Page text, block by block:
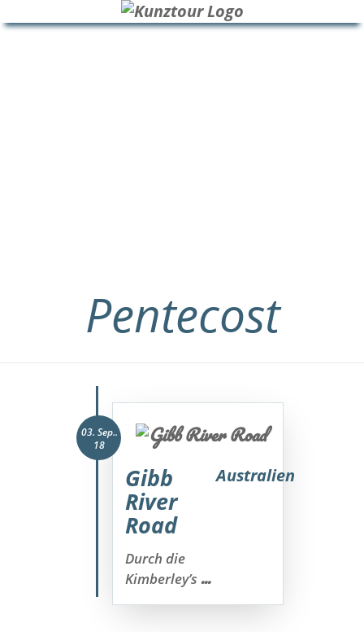
Pentecost
03. Sep..
18
Gibb
River
Road
Australien
Durch die
Kimberley’s...